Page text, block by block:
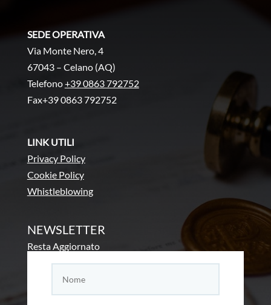
SEDE OPERATIVA
Via Monte Nero, 4
67043 – Celano (AQ)
Telefono+39 0863 792752
Fax+39 0863 792752
LINK UTILI
Privacy Policy
Cookie Policy
Whistleblowing
NEWSLETTER
Resta Aggiornato